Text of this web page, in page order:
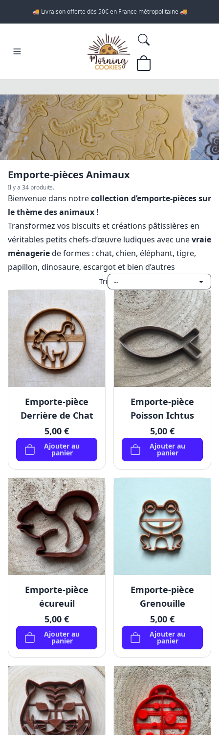
🚚 Livraison offerte dès 50€ en France métropolitaine 🚚
Emporte-pièces Animaux
Il y a 34 produits.
Bienvenue dans notrecollection d’emporte-pièces sur
le thème des animaux !
Transformez vos biscuits et créations pâtissières en
véritables petits chefs-d’œuvre ludiques avec unevraie
ménageriede formes : chat, chien, éléphant, tigre,
papillon, dinosaure, escargot et bien d’autres
Tri
Emporte-pièce
Derrière de Chat
5,00 €
Ajouter au
panier
Emporte-pièce
Poisson Ichtus
5,00 €
Ajouter au
panier
Emporte-pièce
écureuil
5,00 €
Ajouter au
panier
Emporte-pièce
Grenouille
5,00 €
Ajouter au
panier